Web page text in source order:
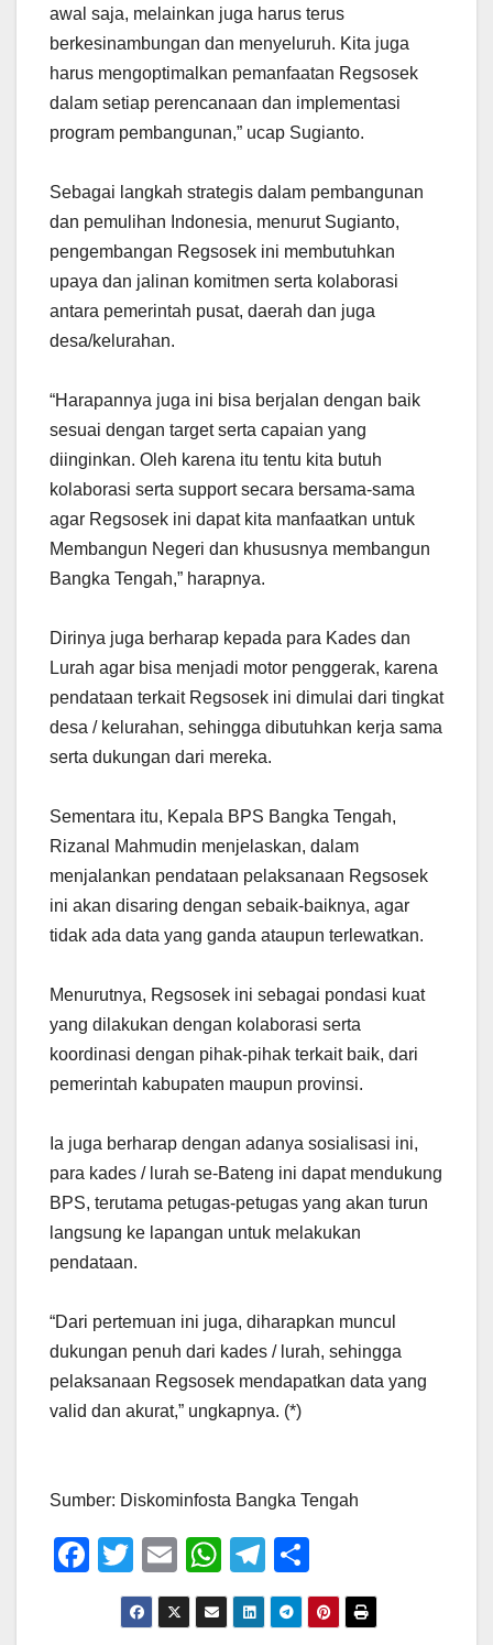
awal saja, melainkan juga harus terus
berkesinambungan dan menyeluruh. Kita juga
harus mengoptimalkan pemanfaatan Regsosek
dalam setiap perencanaan dan implementasi
program pembangunan,” ucap Sugianto.
Sebagai langkah strategis dalam pembangunan
dan pemulihan Indonesia, menurut Sugianto,
pengembangan Regsosek ini membutuhkan
upaya dan jalinan komitmen serta kolaborasi
antara pemerintah pusat, daerah dan juga
desa/kelurahan.
“Harapannya juga ini bisa berjalan dengan baik
sesuai dengan target serta capaian yang
diinginkan. Oleh karena itu tentu kita butuh
kolaborasi serta support secara bersama-sama
agar Regsosek ini dapat kita manfaatkan untuk
Membangun Negeri dan khususnya membangun
Bangka Tengah,” harapnya.
Dirinya juga berharap kepada para Kades dan
Lurah agar bisa menjadi motor penggerak, karena
pendataan terkait Regsosek ini dimulai dari tingkat
desa / kelurahan, sehingga dibutuhkan kerja sama
serta dukungan dari mereka.
Sementara itu, Kepala BPS Bangka Tengah,
Rizanal Mahmudin menjelaskan, dalam
menjalankan pendataan pelaksanaan Regsosek
ini akan disaring dengan sebaik-baiknya, agar
tidak ada data yang ganda ataupun terlewatkan.
Menurutnya, Regsosek ini sebagai pondasi kuat
yang dilakukan dengan kolaborasi serta
koordinasi dengan pihak-pihak terkait baik, dari
pemerintah kabupaten maupun provinsi.
Ia juga berharap dengan adanya sosialisasi ini,
para kades / lurah se-Bateng ini dapat mendukung
BPS, terutama petugas-petugas yang akan turun
langsung ke lapangan untuk melakukan
pendataan.
“Dari pertemuan ini juga, diharapkan muncul
dukungan penuh dari kades / lurah, sehingga
pelaksanaan Regsosek mendapatkan data yang
valid dan akurat,” ungkapnya. (*)
Sumber: Diskominfosta Bangka Tengah
F
T
wi
tt
E
m
ail
W
h
at
T
el
e
h
ar